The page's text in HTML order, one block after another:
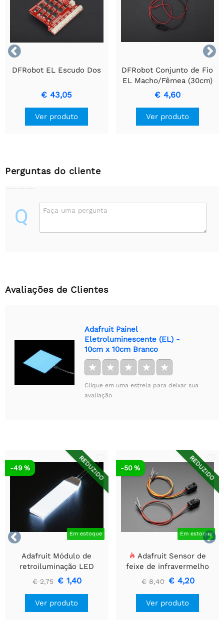


DFRobot EL Escudo Dos
€ 43,05
Ver produto
DFRobot Conjunto de Fio
EL Macho/Fêmea (30cm)
€ 4,60
Ver produto
Perguntas do cliente
Q Faça uma pergunta
Avaliações de Clientes
Adafruit Painel
Eletroluminescente (EL) -
10cm x 10cm Branco
★ ★ ★ ★ ★
Clique em uma estrela para deixar sua
avaliação


REDUZIDO
Em estoque
-49 %
Adafruit Módulo de
retroiluminação LED
branco - Pequeno 12 mm
x 40 mm
€ 2,75 € 1,40
Ver produto
REDUZIDO
Em estoque
-50 %
Adafruit Sensor de
feixe de infravermelho
com extremidades de
cabeçalho de fio premium
- LEDs de 5 mm
€ 8,40 € 4,20
Ver produto